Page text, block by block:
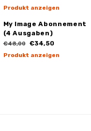
Produkt anzeigen
My Image Abonnement
(4 Ausgaben)
€48,00 €34,50
Produkt anzeigen